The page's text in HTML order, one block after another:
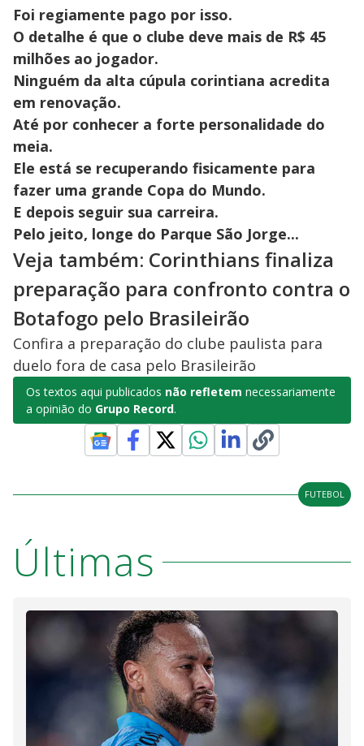
Foi regiamente pago por isso.
O detalhe é que o clube deve mais de R$ 45
milhões ao jogador.
Ninguém da alta cúpula corintiana acredita
em renovação.
Até por conhecer a forte personalidade do
meia.
Ele está se recuperando fisicamente para
fazer uma grande Copa do Mundo.
E depois seguir sua carreira.
Pelo jeito, longe do Parque São Jorge...
Veja também: Corinthians finaliza
preparação para confronto contra o
Botafogo pelo Brasileirão
Confira a preparação do clube paulista para
duelo fora de casa pelo Brasileirão
Os textos aqui publicados não refletem necessariamente
a opinião do Grupo Record.
FUTEBOL
Últimas